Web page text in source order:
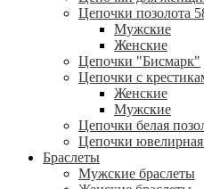
Цепочки позолота
Мужские
Женские
Цепочки "Бисмарк"
Цепочки с
Женские
Мужские
Цепочки белая
Цепочки ювелирная
Браслеты
Мужские браслеты